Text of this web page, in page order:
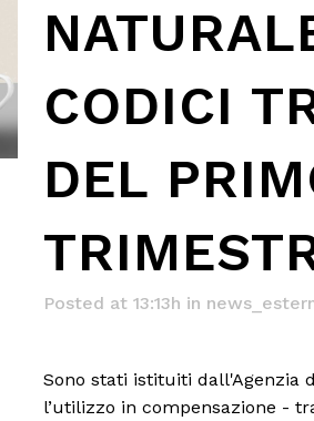
CODICI
DEL
Posted at 13:13h in
Sono stati istituiti dall'Agenzia
l’utilizzo in compensazione -